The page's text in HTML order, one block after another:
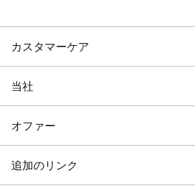
カスタマーケア
当社
オファー
追加のリンク